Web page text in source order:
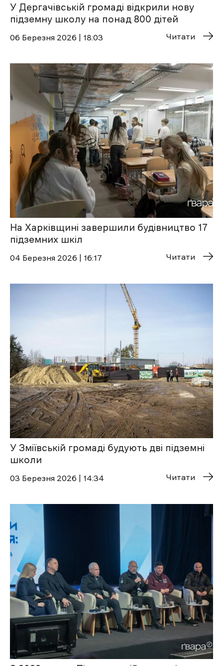
У Дергачівській громаді відкрили нову
підземну школу на понад 800 дітей
06 Березня 2026 | 18:03 Читати
На Харківщині завершили будівництво 17
підземних шкіл
04 Березня 2026 | 16:17 Читати
У Зміївській громаді будують дві підземні
школи
03 Березня 2026 | 14:34 Читати